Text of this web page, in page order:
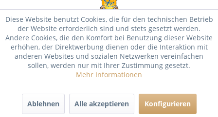
Diese Website benutzt Cookies, die für den technischen Betrieb
der Website erforderlich sind und stets gesetzt werden.
Andere Cookies, die den Komfort bei Benutzung dieser Website
erhöhen, der Direktwerbung dienen oder die Interaktion mit
anderen Websites und sozialen Netzwerken vereinfachen
sollen, werden nur mit Ihrer Zustimmung gesetzt.
Mehr Informationen
Ablehnen Alle akzeptieren Konfigurieren